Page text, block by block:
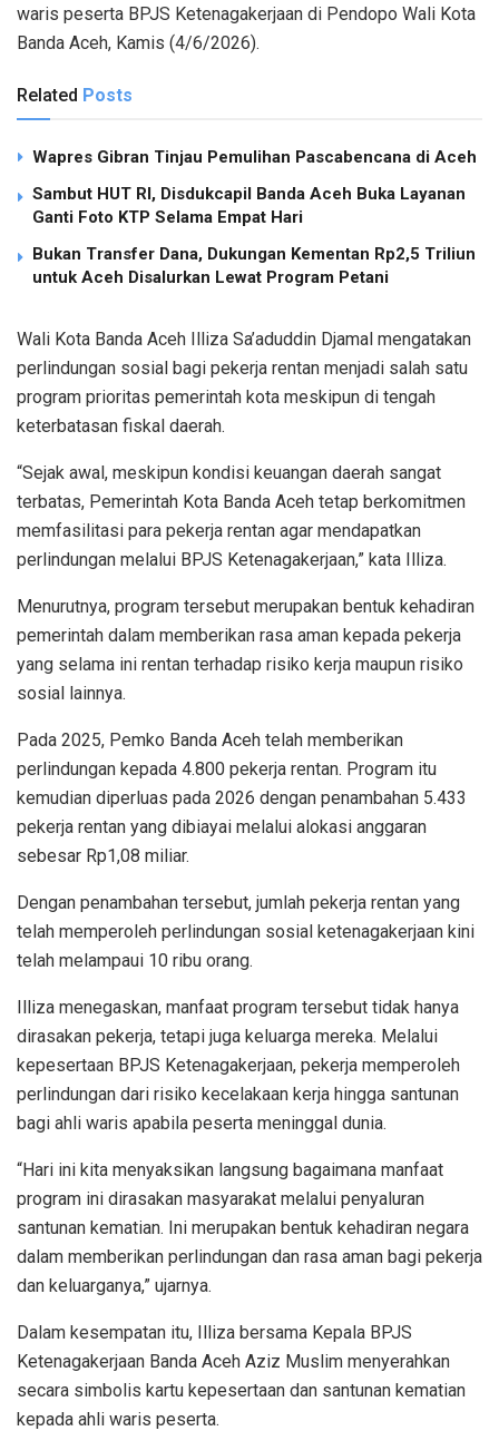
waris peserta BPJS Ketenagakerjaan di Pendopo Wali Kota
Banda Aceh, Kamis (4/6/2026).
Related Posts
Wapres Gibran Tinjau Pemulihan Pascabencana di Aceh
Sambut HUT RI, Disdukcapil Banda Aceh Buka Layanan
Ganti Foto KTP Selama Empat Hari
Bukan Transfer Dana, Dukungan Kementan Rp2,5 Triliun
untuk Aceh Disalurkan Lewat Program Petani
Wali Kota Banda Aceh Illiza Sa’aduddin Djamal mengatakan
perlindungan sosial bagi pekerja rentan menjadi salah satu
program prioritas pemerintah kota meskipun di tengah
keterbatasan fiskal daerah.
“Sejak awal, meskipun kondisi keuangan daerah sangat
terbatas, Pemerintah Kota Banda Aceh tetap berkomitmen
memfasilitasi para pekerja rentan agar mendapatkan
perlindungan melalui BPJS Ketenagakerjaan,” kata Illiza.
Menurutnya, program tersebut merupakan bentuk kehadiran
pemerintah dalam memberikan rasa aman kepada pekerja
yang selama ini rentan terhadap risiko kerja maupun risiko
sosial lainnya.
Pada 2025, Pemko Banda Aceh telah memberikan
perlindungan kepada 4.800 pekerja rentan. Program itu
kemudian diperluas pada 2026 dengan penambahan 5.433
pekerja rentan yang dibiayai melalui alokasi anggaran
sebesar Rp1,08 miliar.
Dengan penambahan tersebut, jumlah pekerja rentan yang
telah memperoleh perlindungan sosial ketenagakerjaan kini
telah melampaui 10 ribu orang.
Illiza menegaskan, manfaat program tersebut tidak hanya
dirasakan pekerja, tetapi juga keluarga mereka. Melalui
kepesertaan BPJS Ketenagakerjaan, pekerja memperoleh
perlindungan dari risiko kecelakaan kerja hingga santunan
bagi ahli waris apabila peserta meninggal dunia.
“Hari ini kita menyaksikan langsung bagaimana manfaat
program ini dirasakan masyarakat melalui penyaluran
santunan kematian. Ini merupakan bentuk kehadiran negara
dalam memberikan perlindungan dan rasa aman bagi pekerja
dan keluarganya,” ujarnya.
Dalam kesempatan itu, Illiza bersama Kepala BPJS
Ketenagakerjaan Banda Aceh Aziz Muslim menyerahkan
secara simbolis kartu kepesertaan dan santunan kematian
kepada ahli waris peserta.